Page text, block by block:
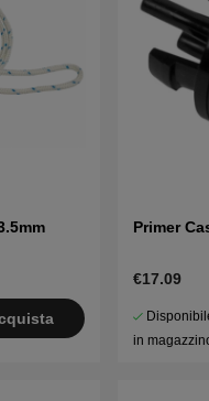
Primer
€17.09
in